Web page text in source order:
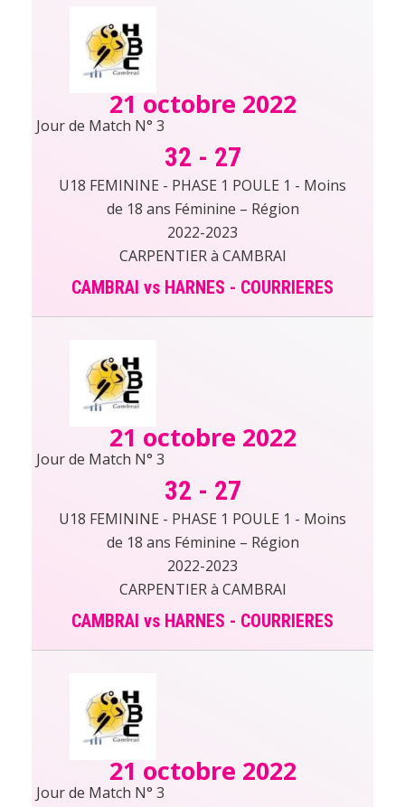
21 octobre 2022
Jour de Match N° 3
32 - 27
U18 FEMININE - PHASE 1 POULE 1 - Moins
de 18 ans Féminine – Région
2022-2023
CARPENTIER à CAMBRAI
CAMBRAI vs HARNES - COURRIERES
21 octobre 2022
Jour de Match N° 3
32 - 27
U18 FEMININE - PHASE 1 POULE 1 - Moins
de 18 ans Féminine – Région
2022-2023
CARPENTIER à CAMBRAI
CAMBRAI vs HARNES - COURRIERES
21 octobre 2022
Jour de Match N° 3